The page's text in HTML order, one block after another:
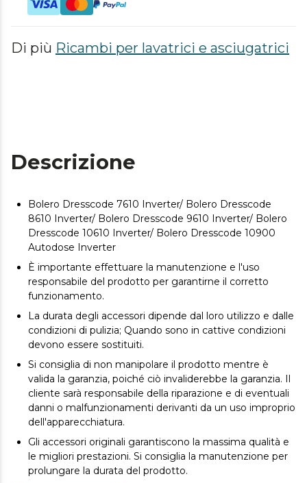
Di più Ricambi per lavatrici e asciugatrici
Descrizione
Bolero Dresscode 7610 Inverter/ Bolero Dresscode
8610 Inverter/ Bolero Dresscode 9610 Inverter/ Bolero
Dresscode 10610 Inverter/ Bolero Dresscode 10900
Autodose Inverter
È importante effettuare la manutenzione e l'uso
responsabile del prodotto per garantirne il corretto
funzionamento.
La durata degli accessori dipende dal loro utilizzo e dalle
condizioni di pulizia; Quando sono in cattive condizioni
devono essere sostituiti.
Si consiglia di non manipolare il prodotto mentre è
valida la garanzia, poiché ciò invaliderebbe la garanzia. Il
cliente sarà responsabile della riparazione e di eventuali
danni o malfunzionamenti derivanti da un uso improprio
dell'apparecchiatura.
Gli accessori originali garantiscono la massima qualità e
le migliori prestazioni. Si consiglia la manutenzione per
prolungare la durata del prodotto.